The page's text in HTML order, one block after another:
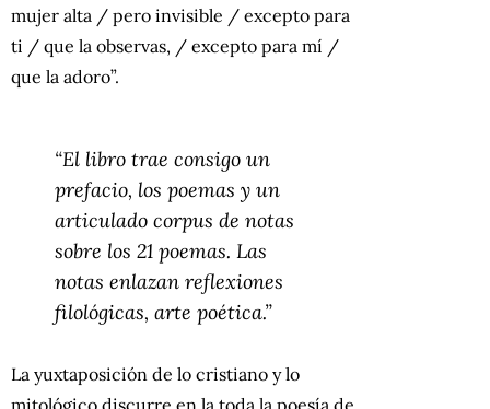
mujer alta / pero invisible / excepto para
ti / que la observas, / excepto para mí /
que la adoro”.
“El libro trae consigo un
prefacio, los poemas y un
articulado corpus de notas
sobre los 21 poemas. Las
notas enlazan reflexiones
filológicas, arte poética.”
La yuxtaposición de lo cristiano y lo